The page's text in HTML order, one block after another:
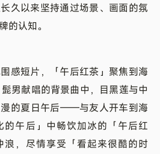
久以来坚持通过场景、画面的氛
的认知。
感短片，「午后红茶」聚焦到海
男献唱的背景曲中，目黑莲与中
漫的夏日午后——与友人开车到海
的午后」中畅饮加冰的「午后红
浪，尽情享受「看起来很酷的时